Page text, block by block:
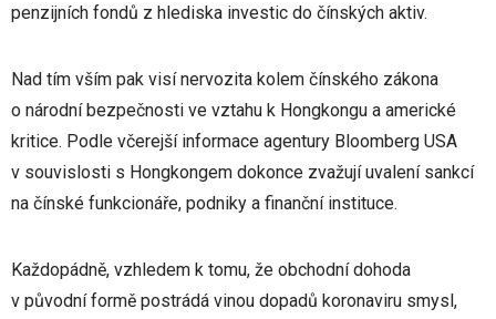
penzijních fondů z hlediska investic do čínských aktiv.
Nad tím vším pak visí nervozita kolem čínského zákona
o národní bezpečnosti ve vztahu k Hongkongu a americké
kritice. Podle včerejší informace agentury Bloomberg USA
v souvislosti s Hongkongem dokonce zvažují uvalení sankcí
na čínské funkcionáře, podniky a finanční instituce.
Každopádně, vzhledem k tomu, že obchodní dohoda
v původní formě postrádá vinou dopadů koronaviru smysl,